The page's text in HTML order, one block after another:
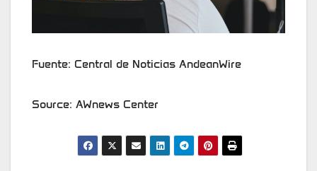
Fuente: Central de Noticias AndeanWire
Source: AWnews Center